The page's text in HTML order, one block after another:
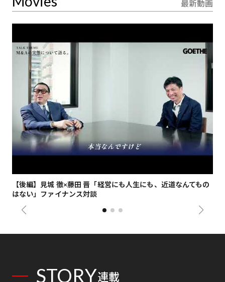
最新動画
【後編】見城 徹×藤田 晋「経営にも人生にも、近道なんてもの
はない」ファイナンス対談
STORY連載